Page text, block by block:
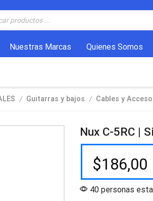
Nuestras Marcas Quienes Somos
/ Guitarras y bajos / Cables y
Nux C-5RC |
$186,00
40 personas